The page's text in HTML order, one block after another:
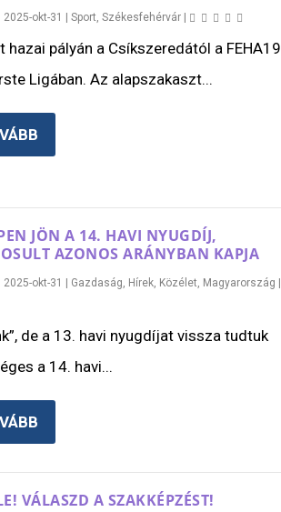
2025-okt-31 Sport, Székesfehérvár|
hazai pályán a Csíkszeredától a FEHA19
Ligában. Az alapszakaszt...
JÖN A 14. HAVI NYUGDÍJ,
AZONOS ARÁNYBAN KAPJA
2025-okt-31 | Gazdaság, Hírek, Közélet, Magyarország |
de a 13. havi nyugdíjat vissza tudtuk
a 14. havi...
VÁLASZD A SZAKKÉPZÉST!